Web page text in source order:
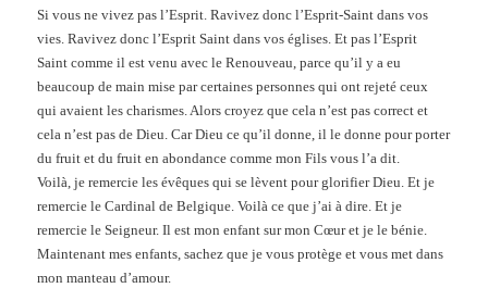
Si vous ne vivez pas l’Esprit. Ravivez donc l’Esprit-Saint dans vos
vies. Ravivez donc l’Esprit Saint dans vos églises. Et pas l’Esprit
Saint comme il est venu avec le Renouveau, parce qu’il y a eu
beaucoup de main mise par certaines personnes qui ont rejeté ceux
qui avaient les charismes. Alors croyez que cela n’est pas correct et
cela n’est pas de Dieu. Car Dieu ce qu’il donne, il le donne pour porter
du fruit et du fruit en abondance comme mon Fils vous l’a dit.
Voilà, je remercie les évêques qui se lèvent pour glorifier Dieu. Et je
remercie le Cardinal de Belgique. Voilà ce que j’ai à dire. Et je
remercie le Seigneur. Il est mon enfant sur mon Cœur et je le bénie.
Maintenant mes enfants, sachez que je vous protège et vous met dans
mon manteau d’amour.